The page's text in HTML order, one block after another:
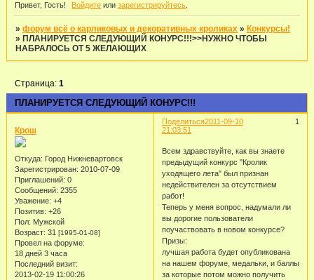
Привет, Гость! Войдите илизарегистрируйтесь
»форум всё о карликовых и декоративных кроликах » Конкурсы!
» ПЛАНИРУЕТСЯ СЛЕДУЮЩИЙ КОНУРС!!!>>НУЖНО ЧТОБЫ
НАБРАЛОСЬ ОТ 5 ЖЕЛАЮЩИХ
ПЛАНИРУЕТСЯ СЛЕДУЮЩИЙ КОНУРС!!!
Страница:1
Поделиться 1
2011-09-10
21:03:51
Крош
Откуда: Город Нижневартовск
Зарегистрирован: 2010-07-09
Приглашений: 0
Сообщений: 2355
Уважение: +4
Позитив: +26
Пол: Мужской
Возраст: 31 [1995-01-08]
Провел на форуме:
18 дней 3 часа
Последний визит:
2013-02-19 11:00:26
Всем здравствуйте, как вы знаете
предыдущий конкурс "Кролик
уходящего лета" был признан
недействителен за отсутствием
работ!
Теперь у меня вопрос, надумали ли
вы дорогие пользователи
поучаствовать в новом конкурсе?
Призы:
лучшая работа будет опубликована
на нашем форуме, медальки, и баллы
за которые потом можно получить